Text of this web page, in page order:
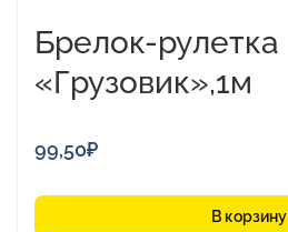
Брелок-рулетка
«Грузовик»,1м
99,50₽
В корзину